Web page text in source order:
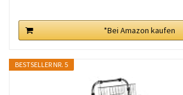
*Bei Amazon kaufen
BESTSELLER NR. 5